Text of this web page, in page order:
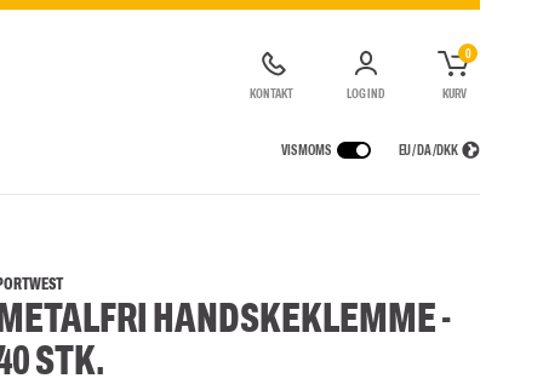
KONTAKT LOG IND
0
KURV
kedeldragter
Regnbukser
Regnkedeldragter
og Pandelamper
Filtre
Engangsmasker
VIS MOMS EU / DA / DKK
HANDSKEKLEMME -
STK.